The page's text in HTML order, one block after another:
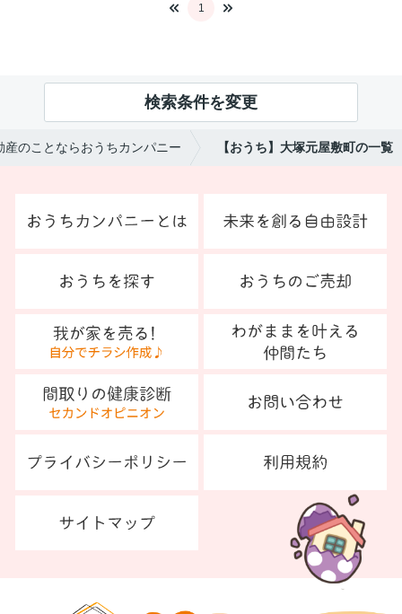
1
検索条件を変更
産のことならおうちカンパニー 【おうち】大塚元屋敷町の一覧